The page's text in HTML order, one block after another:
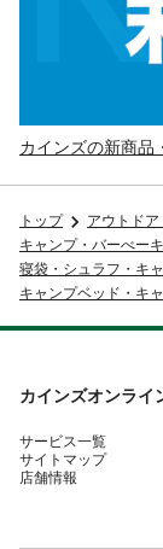
カインズの新商品
トップ
アウトド
キャンプ・バーべー
寝袋・シュラフ・キ
キャンプベッド・キ
カインズオンライ
サービス一覧
サイトマップ
店舗情報